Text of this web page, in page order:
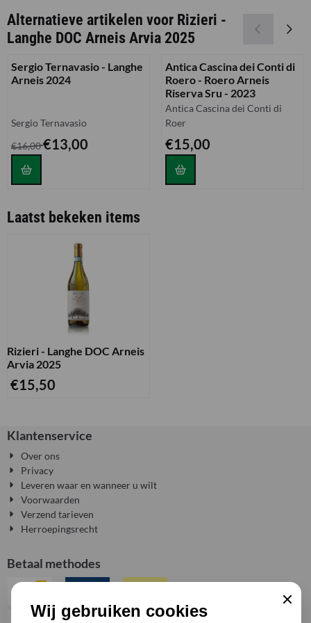
Alternatieve artikelen voor Rizieri -
Langhe DOC Arneis Arvia 2025
Sergio Ternavasio - Langhe
Arneis 2024
Merk:
Sergio Ternavasio
Van 16,00 voor 13,00
€16,00€13,00
Antica Cascina dei Conti di
Roero - Roero Arneis
Riserva Sru - 2023
Merk:
Antica Cascina dei Conti di
Roer
Prijs: 15,00
€15,00
Laatst bekeken items
Rizieri - Langhe DOC Arneis
Arvia 2025
€15,50
Klantenservice
Over ons
Privacy
Leveren waar en wanneer u wilt
Voorwaarden
Verzend tarieven
Herroepingsrecht
Betaal methodes
Wij gebruiken cookies Sluiten